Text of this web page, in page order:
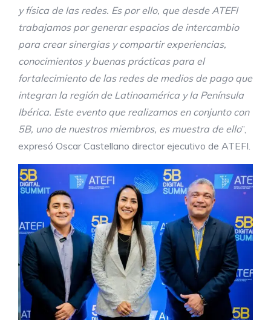
y física de las redes. Es por ello, que desde ATEFI
trabajamos por generar espacios de intercambio
para crear sinergias y compartir experiencias,
conocimientos y buenas prácticas para el
fortalecimiento de las redes de medios de pago que
integran la región de Latinoamérica y la Península
Ibérica. Este evento que realizamos en conjunto con
5B, uno de nuestros miembros, es muestra de ello”,
expresó Oscar Castellano director ejecutivo de ATEFI.